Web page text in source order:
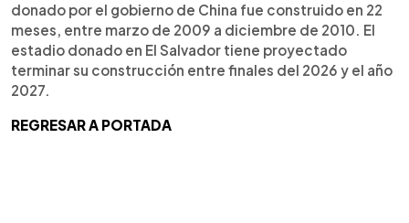
donado por el gobierno de China fue construido en 22
meses, entre marzo de 2009 a diciembre de 2010. El
estadio donado en El Salvador tiene proyectado
terminar su construcción entre finales del 2026 y el año
2027.
REGRESAR A PORTADA